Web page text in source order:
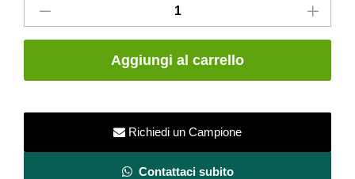
Bombato
5x20
Aggiungi al carrello
Richiedi un Campione
Contattaci subito